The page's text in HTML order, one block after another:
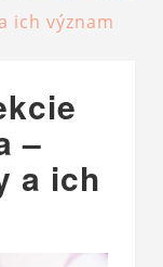
ich význam
–
a ich